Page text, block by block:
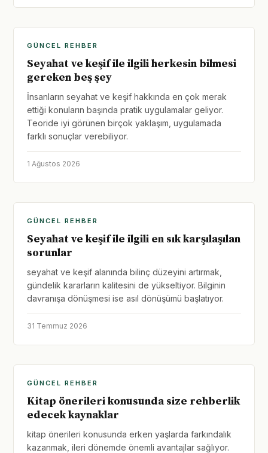
GÜNCEL REHBER
Seyahat ve keşif ile ilgili herkesin bilmesi
gereken beş şey
İnsanların seyahat ve keşif hakkında en çok merak
ettiği konuların başında pratik uygulamalar geliyor.
Teoride iyi görünen birçok yaklaşım, uygulamada
farklı sonuçlar verebiliyor.
1 Ağustos 2026
GÜNCEL REHBER
Seyahat ve keşif ile ilgili en sık karşılaşılan
sorunlar
seyahat ve keşif alanında bilinç düzeyini artırmak,
gündelik kararların kalitesini de yükseltiyor. Bilginin
davranışa dönüşmesi ise asıl dönüşümü başlatıyor.
31 Temmuz 2026
GÜNCEL REHBER
Kitap önerileri konusunda size rehberlik
edecek kaynaklar
kitap önerileri konusunda erken yaşlarda farkındalık
kazanmak, ileri dönemde önemli avantajlar sağlıyor.